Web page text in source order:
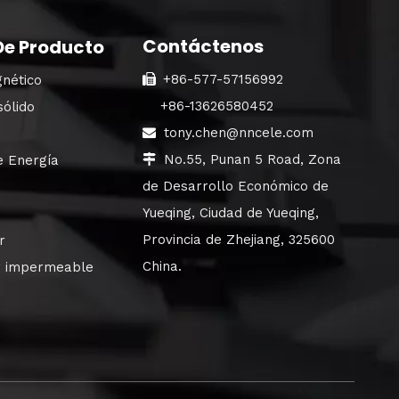
Producto
Energía
impermeable
Contáctenos
+86-577-57156992
+86-13626580452
 tony.chen@nncele.com

No.55, Punan 5 Road, Zona
de Desarrollo Económico de
Yueqing, Ciudad de Yueqing,
Provincia de Zhejiang, 325600
China.